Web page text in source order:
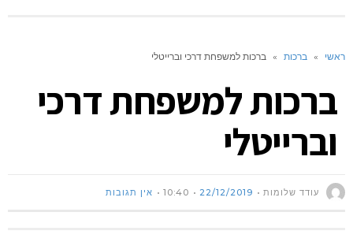
ראשי » ברכות » ברכות למשפחת דרכי וברייטלי
ברכות למשפחת דרכי
וברייטלי
עודד שלומות 22/12/2019
10:40 אין תגובות